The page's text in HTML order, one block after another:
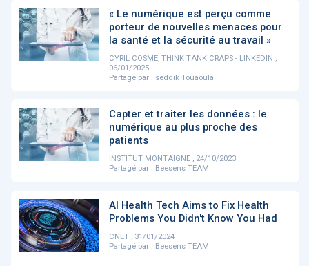
« Le numérique est perçu comme
porteur de nouvelles menaces pour
la santé et la sécurité au travail »
CYRIL COSME, THINK TANK CRAPS - LINKEDIN ,
06/01/2025
Partagé par : seddik Touaoula
Capter et traiter les données : le
numérique au plus proche des
patients
INSTITUT MONTAIGNE , 24/10/2023
Partagé par : Beesens TEAM
AI Health Tech Aims to Fix Health
Problems You Didn't Know You Had
CNET , 31/01/2024
Partagé par : Beesens TEAM
Cancer du sein : de
nouvelles pistes pour des
"Le stéthoscope du 21ème
siècle": comment
‹ 1 2 3 4
DOCUMENTATION
Medical
Reasoning in
Large
Language
Models
Intelligence
for